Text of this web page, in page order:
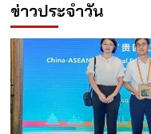
ข่าวประจำวัน